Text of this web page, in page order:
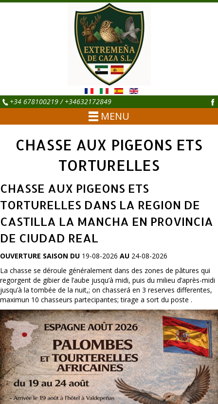
+34 678100219 / +34632172849
MENU
CHASSE AUX PIGEONS ETS
TORTURELLES
CHASSE AUX PIGEONS ETS
TORTURELLES DANS LA REGION DE
CASTILLA LA MANCHA EN PROVINCIA
DE CIUDAD REAL
OUVERTURE SAISON DU 19-08-2026 AU 24-08-2026
La chasse se déroule généralement dans des zones de pâtures qui
regorgent de gibier de l’aube jusqu’à midi, puis du milieu d’après-midi
jusqu’à la tombée de la nuit,; on chasserá en 3 reserves differentes,
maximun 10 chasseurs partecipantes; tirage a sort du poste .